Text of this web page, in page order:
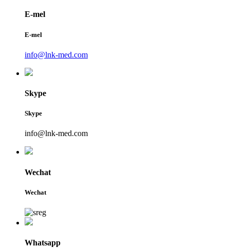
E-mel
E-mel
info@lnk-med.com
Skype
Skype
info@lnk-med.com
Wechat
Wechat
Whatsapp